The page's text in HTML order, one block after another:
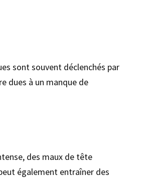
sont souvent déclenchés par
dues à un manque de
des maux de tête
également entraîner des